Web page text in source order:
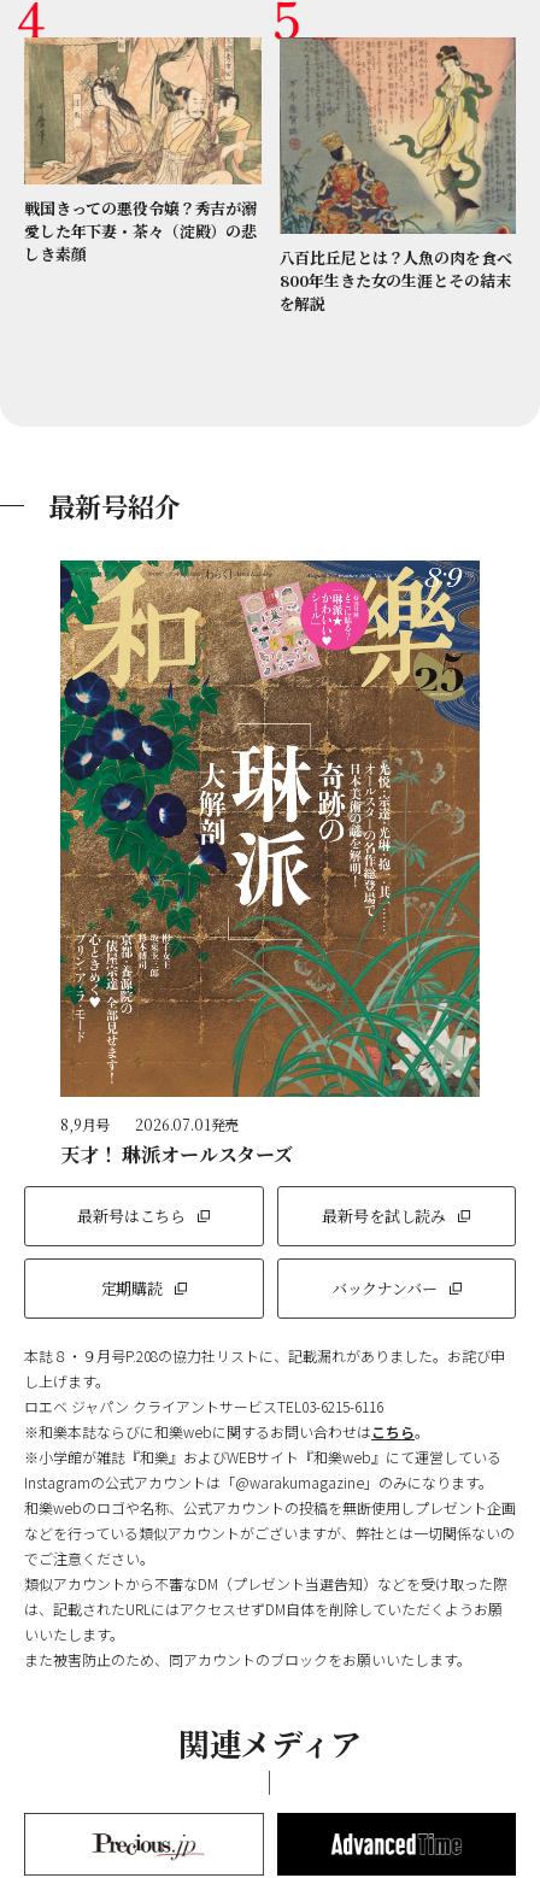
戦国きっての悪役令嬢？秀吉が溺
愛した年下妻・茶々（淀殿）の悲
しき素顔
八百比丘尼とは？人魚の肉を食べ
800年生きた女の生涯とその結末
を解説
最新号紹介
8,9月号 2026.07.01発売
天才！ 琳派オールスターズ
最新号はこちら 最新号を試し読み
定期購読 バックナンバー
本誌８・９月号P.208の協力社リストに、記載漏れがありました。お詫び申
し上げます。
ロエベ ジャパン クライアントサービスTEL03-6215-6116
※和樂本誌ならびに和樂webに関するお問い合わせはこちら。
※小学館が雑誌『和樂』およびWEBサイト『和樂web』にて運営している
Instagramの公式アカウントは「@warakumagazine」のみになります。
和樂webのロゴや名称、公式アカウントの投稿を無断使用しプレゼント企画
などを行っている類似アカウントがございますが、弊社とは一切関係ないの
でご注意ください。
類似アカウントから不審なDM（プレゼント当選告知）などを受け取った際
は、記載されたURLにはアクセスせずDM自体を削除していただくようお願
いいたします。
また被害防止のため、同アカウントのブロックをお願いいたします。
関連メディア